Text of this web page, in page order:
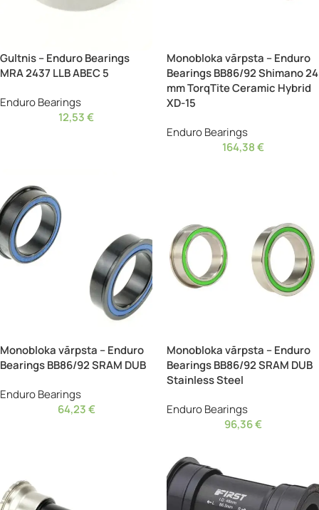
Gultnis – Enduro Bearings
MRA 2437 LLB ABEC 5
Enduro Bearings
12,53€
Monobloka vārpsta – Enduro
Bearings BB86/92 Shimano 24
mm TorqTite Ceramic Hybrid
XD-15
Enduro Bearings
164,38€
Monobloka vārpsta – Enduro
Bearings BB86/92 SRAM DUB
Enduro Bearings
64,23€
Monobloka vārpsta – Enduro
Bearings BB86/92 SRAM DUB
Stainless Steel
Enduro Bearings
96,36€